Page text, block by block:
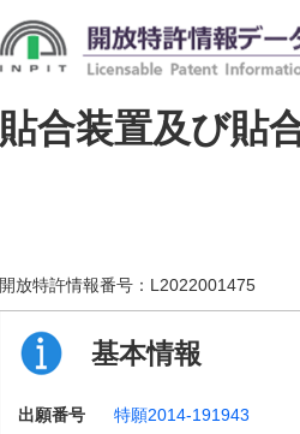
貼合装置及び貼
開放特許情報番号： L2022001475
基本情報
出願番号 特願2014-191943